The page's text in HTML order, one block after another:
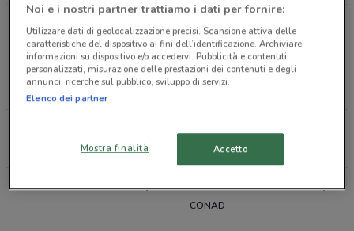
Negozi di Animali a Asti
VOLANTINO PETMARK
VOLANTINO PURINA
TESORI
VOLANTINO ARCAPLANET
VOLANTINO PET STORE
CONAD
Noi e i nostri partner trattiamo i dati per fornire:
Utilizzare dati di geolocalizzazione precisi. Scansione attiva delle
caratteristiche del dispositivo ai fini dell’identificazione. Archiviare
informazioni su dispositivo e/o accedervi. Pubblicità e contenuti
personalizzati, misurazione delle prestazioni dei contenuti e degli
annunci, ricerche sul pubblico, sviluppo di servizi.
Elenco dei partner
Mostra finalità Accetto